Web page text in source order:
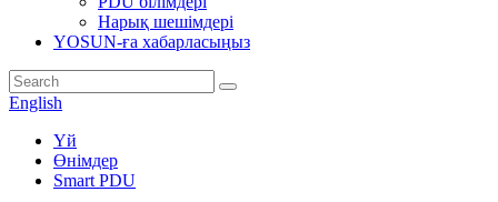
Нарық шешімдері
YOSUN-ға хабарласыңыз
English
Үй
Өнімдер
Smart PDU